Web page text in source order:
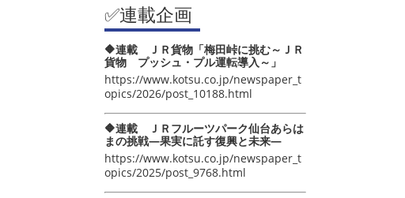
✅連載企画
🔶連載 ＪＲ貨物「梅田峠に挑む～ＪＲ
貨物 プッシュ・プル運転導入～」
https://www.kotsu.co.jp/newspaper_t
opics/2026/post_10188.html
🔶連載 ＪＲフルーツパーク仙台あらは
まの挑戦―果実に託す復興と未来―
https://www.kotsu.co.jp/newspaper_t
opics/2025/post_9768.html